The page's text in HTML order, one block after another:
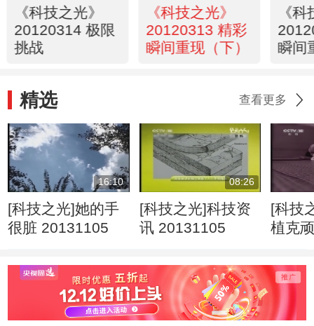
《科技之光》
20120314 极限
挑战
《科技之光》
20120313 精彩
瞬间重现（下）
《
瞬间
精选 查看更多
16:10
[科技之光]她的手
很脏 20131105
08:26
[科技之光]科技资
讯 20131105
[科技
植克